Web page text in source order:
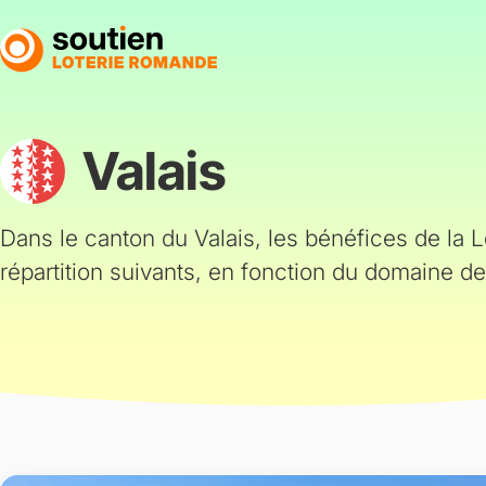
au
contenu
Valais
Dans le canton du Valais, les bénéfices de la
répartition suivants, en fonction du domaine